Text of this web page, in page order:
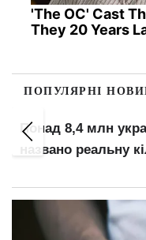
'The OC' Cast
They 20 Years
ПОПУЛЯРНІ
Понад 8,4 млн
названо реальну